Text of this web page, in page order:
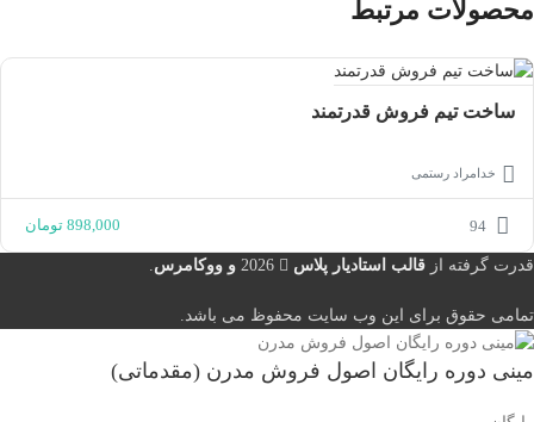
محصولات مرتبط
ساخت تیم فروش قدرتمند
خدامراد رستمی
94
898,000 تومان
قدرت گرفته از قالب استادیار پلاس و ووکامرس.
تمامی حقوق برای این وب سایت محفوظ می باشد.
مینی دوره رایگان اصول فروش مدرن (مقدماتی)